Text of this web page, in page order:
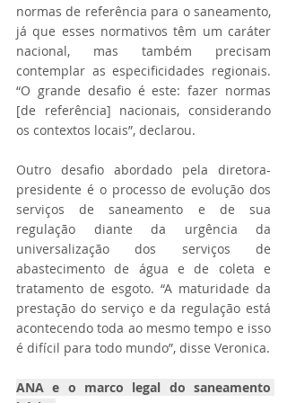
normas de referência para o saneamento,
já que esses normativos têm um caráter
nacional, mas também precisam
contemplar as especificidades regionais.
“O grande desafio é este: fazer normas
[de referência] nacionais, considerando
os contextos locais”, declarou.
Outro desafio abordado pela diretora-
presidente é o processo de evolução dos
serviços de saneamento e de sua
regulação diante da urgência da
universalização dos serviços de
abastecimento de água e de coleta e
tratamento de esgoto. “A maturidade da
prestação do serviço e da regulação está
acontecendo toda ao mesmo tempo e isso
é difícil para todo mundo”, disse Veronica.
ANA e o marco legal do saneamento